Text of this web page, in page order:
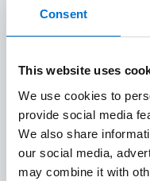
Consent
This website uses
We use cookies to
provide social media
We also share
our social media,
may combine it with
2 Calidad a medida
3 Instalación in